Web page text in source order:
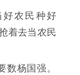
好农民种好
着去当农民
数杨国强。